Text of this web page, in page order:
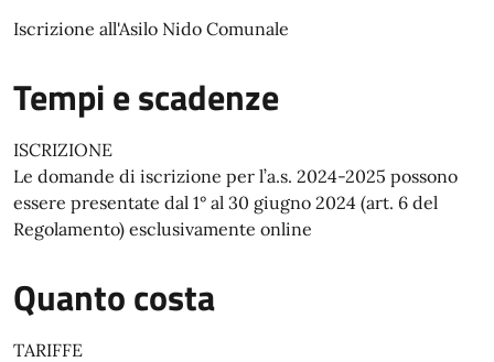
Iscrizione all'Asilo Nido Comunale
Tempi e scadenze
ISCRIZIONE
Le domande di iscrizione per l’a.s. 2024-2025 possono
essere presentate dal 1° al 30 giugno 2024 (art. 6 del
Regolamento) esclusivamente online
Quanto costa
TARIFFE